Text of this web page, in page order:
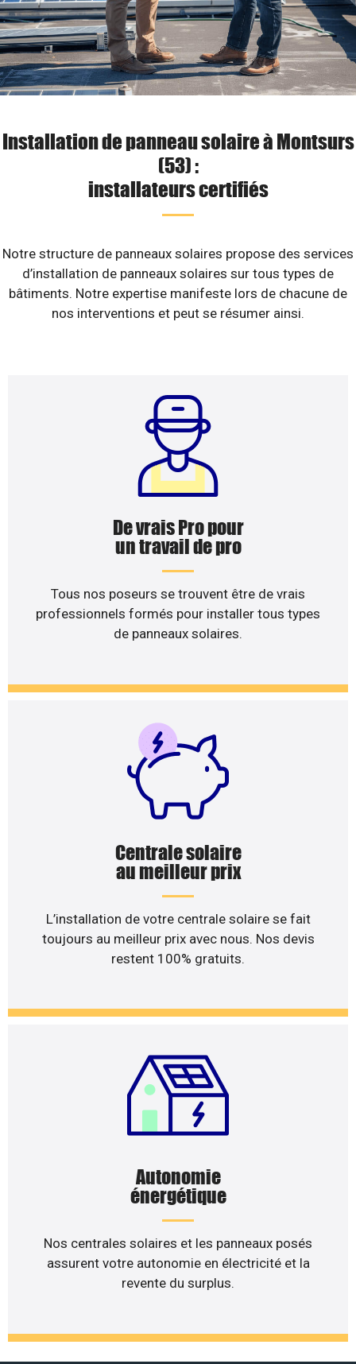
Installation de panneau solaire à Montsurs
(53) :
installateurs certifiés
Notre structure de panneaux solaires propose des services
d’installation de panneaux solaires sur tous types de
bâtiments. Notre expertise manifeste lors de chacune de
nos interventions et peut se résumer ainsi.
De vrais Pro pour
un travail de pro
Tous nos poseurs se trouvent être de vrais
professionnels formés pour installer tous types
de panneaux solaires.
Centrale solaire
au meilleur prix
L’installation de votre centrale solaire se fait
toujours au meilleur prix avec nous. Nos devis
restent 100% gratuits.
Autonomie
énergétique
Nos centrales solaires et les panneaux posés
assurent votre autonomie en électricité et la
revente du surplus.